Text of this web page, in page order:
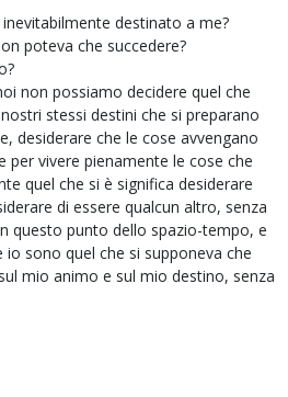
destinato a me?
poteva che succedere?
non possiamo decidere quel che
stessi destini che si preparano
desiderare che le cose avvengano
vivere pienamente le cose che
quel che si è significa desiderare
di essere qualcun altro, senza
questo punto dello spazio-tempo, e
sono quel che si supponeva che
mio animo e sul mio destino, senza